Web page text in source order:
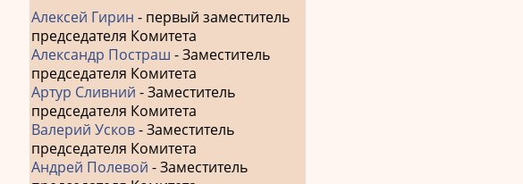
Алексей Гирин - первый заместитель
председателя Комитета
Александр Постраш - Заместитель
председателя Комитета
Артур Сливний - Заместитель
председателя Комитета
Валерий Усков- Заместитель
председателя Комитета
Андрей Полевой - Заместитель